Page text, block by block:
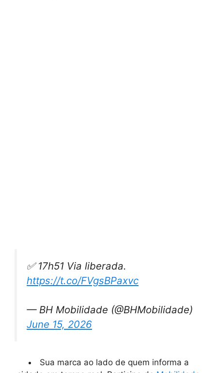
✅ 17h51 Via liberada.
https://t.co/FVgsBPaxvc
— BH Mobilidade (@BHMobilidade)
June 15, 2026
Sua marca ao lado de quem informa a